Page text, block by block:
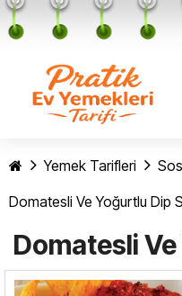
Yemek Tarifleri
Domatesli Ve Yoğurtlu Dip
Domatesli